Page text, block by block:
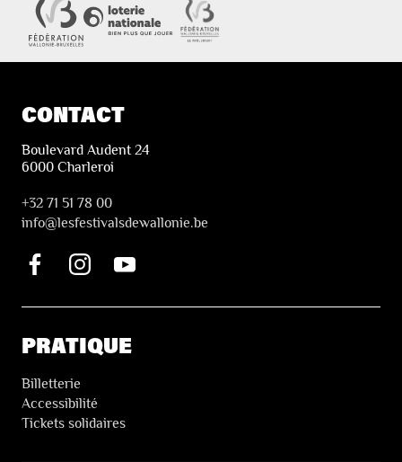
CONTACT
Boulevard Audent 24
6000 Charleroi
+32 71 51 78 00
info@lesfestivalsdewallonie.be
PRATIQUE
Billetterie
Accessibilité
Tickets solidaires